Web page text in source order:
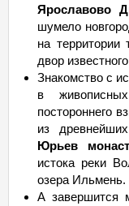
Ярославово
шумело
на территории
двор
Знакомство с
в
постороннего
из
Юрьев
истока реки
озера Ильмень.
А завершится